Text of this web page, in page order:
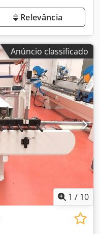
Relevância
Anúncio classificado
1 / 10